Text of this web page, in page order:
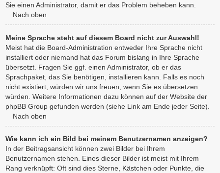
Sie einen Administrator, damit er das Problem beheben kann.
Nach oben
Meine Sprache steht auf diesem Board nicht zur Auswahl!
Meist hat die Board-Administration entweder Ihre Sprache nicht
installiert oder niemand hat das Forum bislang in Ihre Sprache
übersetzt. Fragen Sie ggf. einen Administrator, ob er das
Sprachpaket, das Sie benötigen, installieren kann. Falls es noch
nicht existiert, würden wir uns freuen, wenn Sie es übersetzen
würden. Weitere Informationen dazu können auf der Website der
phpBB Group gefunden werden (siehe Link am Ende jeder Seite).
Nach oben
Wie kann ich ein Bild bei meinem Benutzernamen anzeigen?
In der Beitragsansicht können zwei Bilder bei Ihrem
Benutzernamen stehen. Eines dieser Bilder ist meist mit Ihrem
Rang verknüpft: Oft sind dies Sterne, Kästchen oder Punkte, die